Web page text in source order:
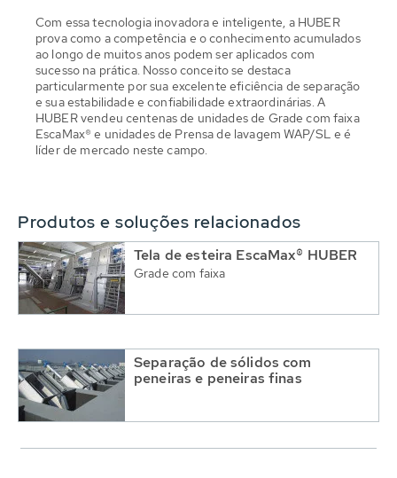
Com essa tecnologia inovadora e inteligente, a HUBER
prova como a competência e o conhecimento acumulados
ao longo de muitos anos podem ser aplicados com
sucesso na prática. Nosso conceito se destaca
particularmente por sua excelente eficiência de separação
e sua estabilidade e confiabilidade extraordinárias. A
HUBER vendeu centenas de unidades de Grade com faixa
EscaMax® e unidades de Prensa de lavagem WAP/SL e é
líder de mercado neste campo.
Produtos e soluções relacionados
Tela de esteira EscaMax® HUBER
Grade com faixa
Separação de sólidos com
peneiras e peneiras finas